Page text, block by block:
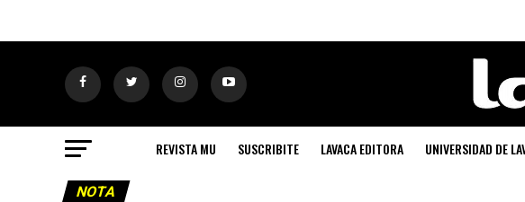
REVISTA MU SUSCRIBITE LAVACA EDITORA UNIVERSIDAD DE
NOTA